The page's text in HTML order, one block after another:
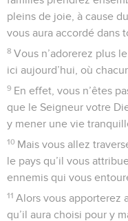
pleins de joie, à cause
vous aura accordé dans
8 Vous n’adorerez plus
ici aujourd’hui, où
9 En effet, vous n’êtes
que le Seigneur votre
y mener une vie
10 Mais vous allez
le pays qu’il vous
ennemis qui vous
11 Alors vous apporterez
qu’il aura choisi pour y